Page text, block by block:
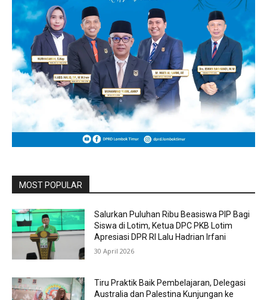
MOST POPULAR
Salurkan Puluhan Ribu Beasiswa PIP Bagi
Siswa di Lotim, Ketua DPC PKB Lotim
Apresiasi DPR RI Lalu Hadrian Irfani
30 April 2026
Tiru Praktik Baik Pembelajaran, Delegasi
Australia dan Palestina Kunjungan ke